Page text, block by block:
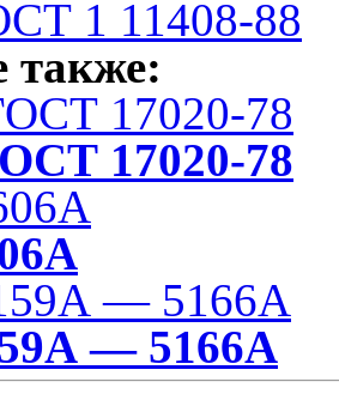
также:
17020-78
— 5166А